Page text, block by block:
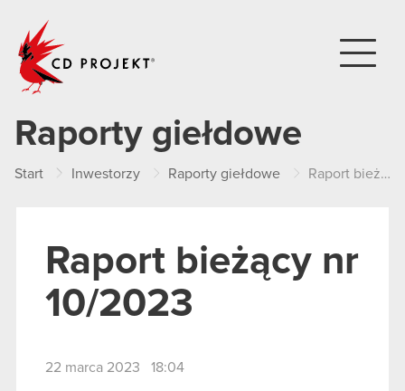
Raporty giełdowe
Start Inwestorzy Raporty giełdowe Raport bieżący nr 10/2023
Raport bieżący nr
10/2023
22 marca 2023 18:04